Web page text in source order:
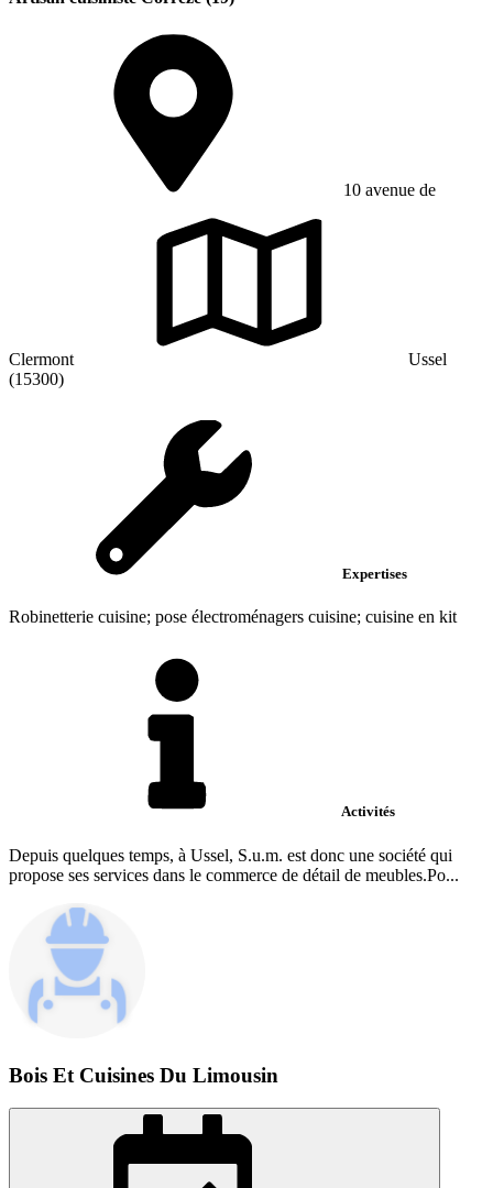
10 avenue de
Clermont
Ussel
(15300)
Expertises
Robinetterie cuisine; pose électroménagers cuisine; cuisine en kit
Activités
Depuis quelques temps, à Ussel, S.u.m. est donc une société qui
propose ses services dans le commerce de détail de meubles.Po...
Bois Et Cuisines Du Limousin